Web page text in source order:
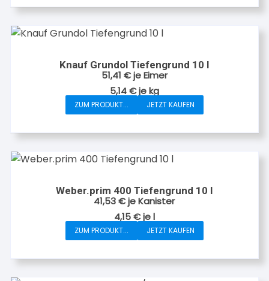
gewählt
Knauf Grundol Tiefengrund 10 l
51,41 €je Eimer
5,14€jekg
ZUM PRODUKT... JETZT KAUFEN
Weber.prim 400 Tiefengrund 10 l
41,53€je Kanister
4,15€jel
ZUM PRODUKT... JETZT KAUFEN